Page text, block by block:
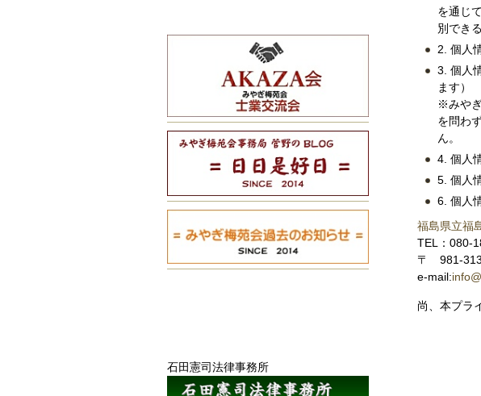
を通じ
別でき
2. 個人
3. 個人
ます）
※みや
を問わ
ん。
4. 個人
5. 個人
6. 個人
福島県立福
TEL：080-
〒 981-
e-mail:
尚、本プラ
石田憲司法律事務所